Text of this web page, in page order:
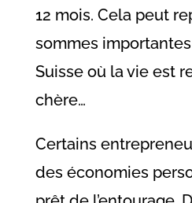
12 mois. Cela peut
sommes
Suisse où la vie est
chère…
Certains
des économies